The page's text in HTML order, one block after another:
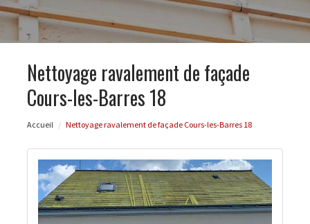
Nettoyage ravalement de façade
Cours-les-Barres 18
Accueil Nettoyage ravalement de façade Cours-les-Barres 18